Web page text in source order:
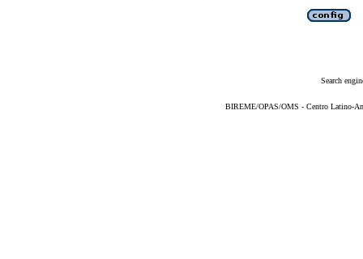
Search
BIREME/OPAS/OMS - Centro Latino-